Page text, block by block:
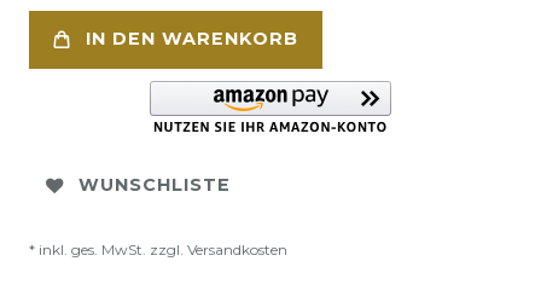
IN DEN WARENKORB
WUNSCHLISTE
* inkl. ges. MwSt. zzgl. Versandkosten